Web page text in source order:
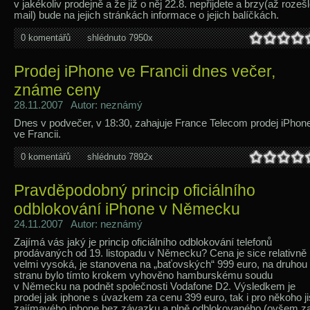
v jakékoliv prodejně a že již o něj 22.8. nepřijdete a brzy(až
mail) bude na jejich stránkách informace o jejich balíčkách.
0 komentářů shlédnuto 7950x
Prodej iPhone ve Francii dnes večer,
známe ceny
28.11.2007 Autor: neznámý
Dnes v podvečer, v 18:30, zahajuje France Telecom prodej
ve Francii.
0 komentářů shlédnuto 7892x
Pravděpodobný princip oficiálního
odblokování iPhone v Německu
24.11.2007 Autor: neznámý
Zajímá vás jaký je princip oficiálního odblokování telefonů
prodávaných od 19. listopadu v Německu? Cena je sice relativně
velmi vysoká, je stanovena na „baťovských“ 999 euro, na druhou
stranu bylo tímto krokem vyhověno hamburskému soudu
v Německu na podnět společnosti Vodafone D2. Výsledkem je
prodej jak iphone s úvazkem za cenu 399 euro, tak i pro někoho